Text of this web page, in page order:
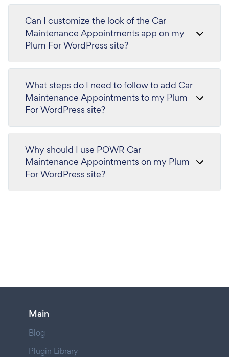
Can I customize the look of the Car
Maintenance Appointments app on my
Plum For WordPress site?
What steps do I need to follow to add Car
Maintenance Appointments to my Plum
For WordPress site?
Why should I use POWR Car
Maintenance Appointments on my Plum
For WordPress site?
Main
Blog
Plugin Library